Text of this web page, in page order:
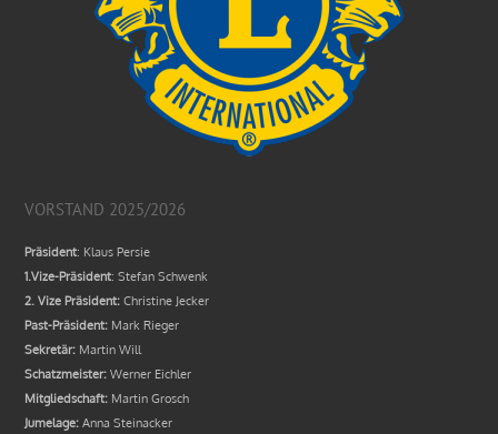
VORSTAND 2025/2026
Präsident: Klaus Persie
1.Vize-Präsident: Stefan Schwenk
2. Vize Präsident: Christine Jecker
Past-Präsident: Mark Rieger
Sekretär: Martin Will
Schatzmeister: Werner Eichler
Mitgliedschaft: Martin Grosch
Jumelage: Anna Steinacker